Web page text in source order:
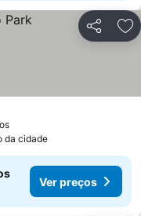
Partilhar
da cidade
Ver preços